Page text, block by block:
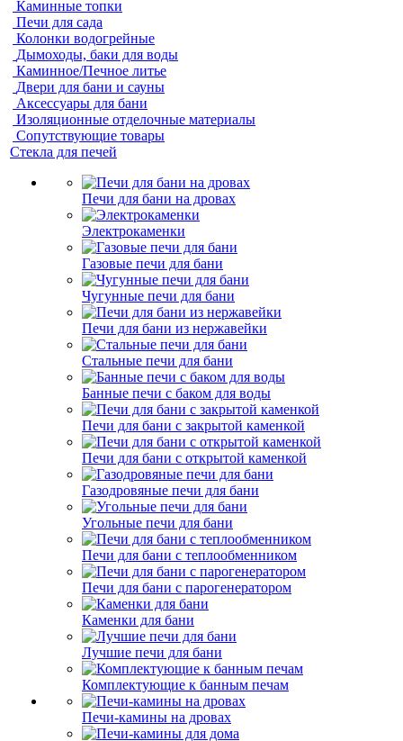
Каминные топки
Печи для сада
Колонки водогрейные
Дымоходы, баки для воды
Каминное/Печное литье
Двери для бани и сауны
Аксессуары для бани
Изоляционные отделочные материалы
Сопутствующие товары
Стекла для печей
Печи для бани на дровах
Электрокаменки
Газовые печи для бани
Чугунные печи для бани
Печи для бани из нержавейки
Стальные печи для бани
Банные печи с баком для воды
Печи для бани с закрытой каменкой
Печи для бани с открытой каменкой
Газодровяные печи для бани
Угольные печи для бани
Печи для бани с теплообменником
Печи для бани с парогенератором
Каменки для бани
Лучшие печи для бани
Комплектующие к банным печам
Печи-камины на дровах